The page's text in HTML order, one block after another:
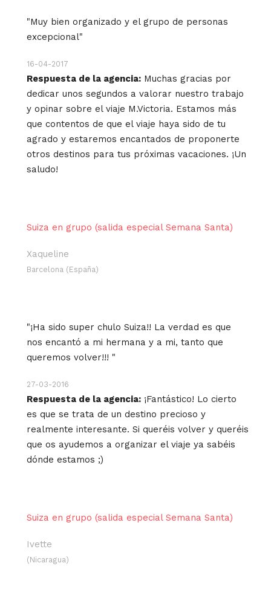
"Muy bien organizado y el grupo de personas
excepcional"
16-04-2017
Respuesta de la agencia: Muchas gracias por
dedicar unos segundos a valorar nuestro trabajo
y opinar sobre el viaje M.Victoria. Estamos más
que contentos de que el viaje haya sido de tu
agrado y estaremos encantados de proponerte
otros destinos para tus próximas vacaciones. ¡Un
saludo!
Suiza en grupo (salida especial Semana Santa)
Xaqueline
Barcelona (España)
"¡Ha sido super chulo Suiza!! La verdad es que
nos encantó a mi hermana y a mi, tanto que
queremos volver!!! "
27-03-2016
Respuesta de la agencia: ¡Fantástico! Lo cierto
es que se trata de un destino precioso y
realmente interesante. Si queréis volver y queréis
que os ayudemos a organizar el viaje ya sabéis
dónde estamos ;)
Suiza en grupo (salida especial Semana Santa)
Ivette
(Nicaragua)